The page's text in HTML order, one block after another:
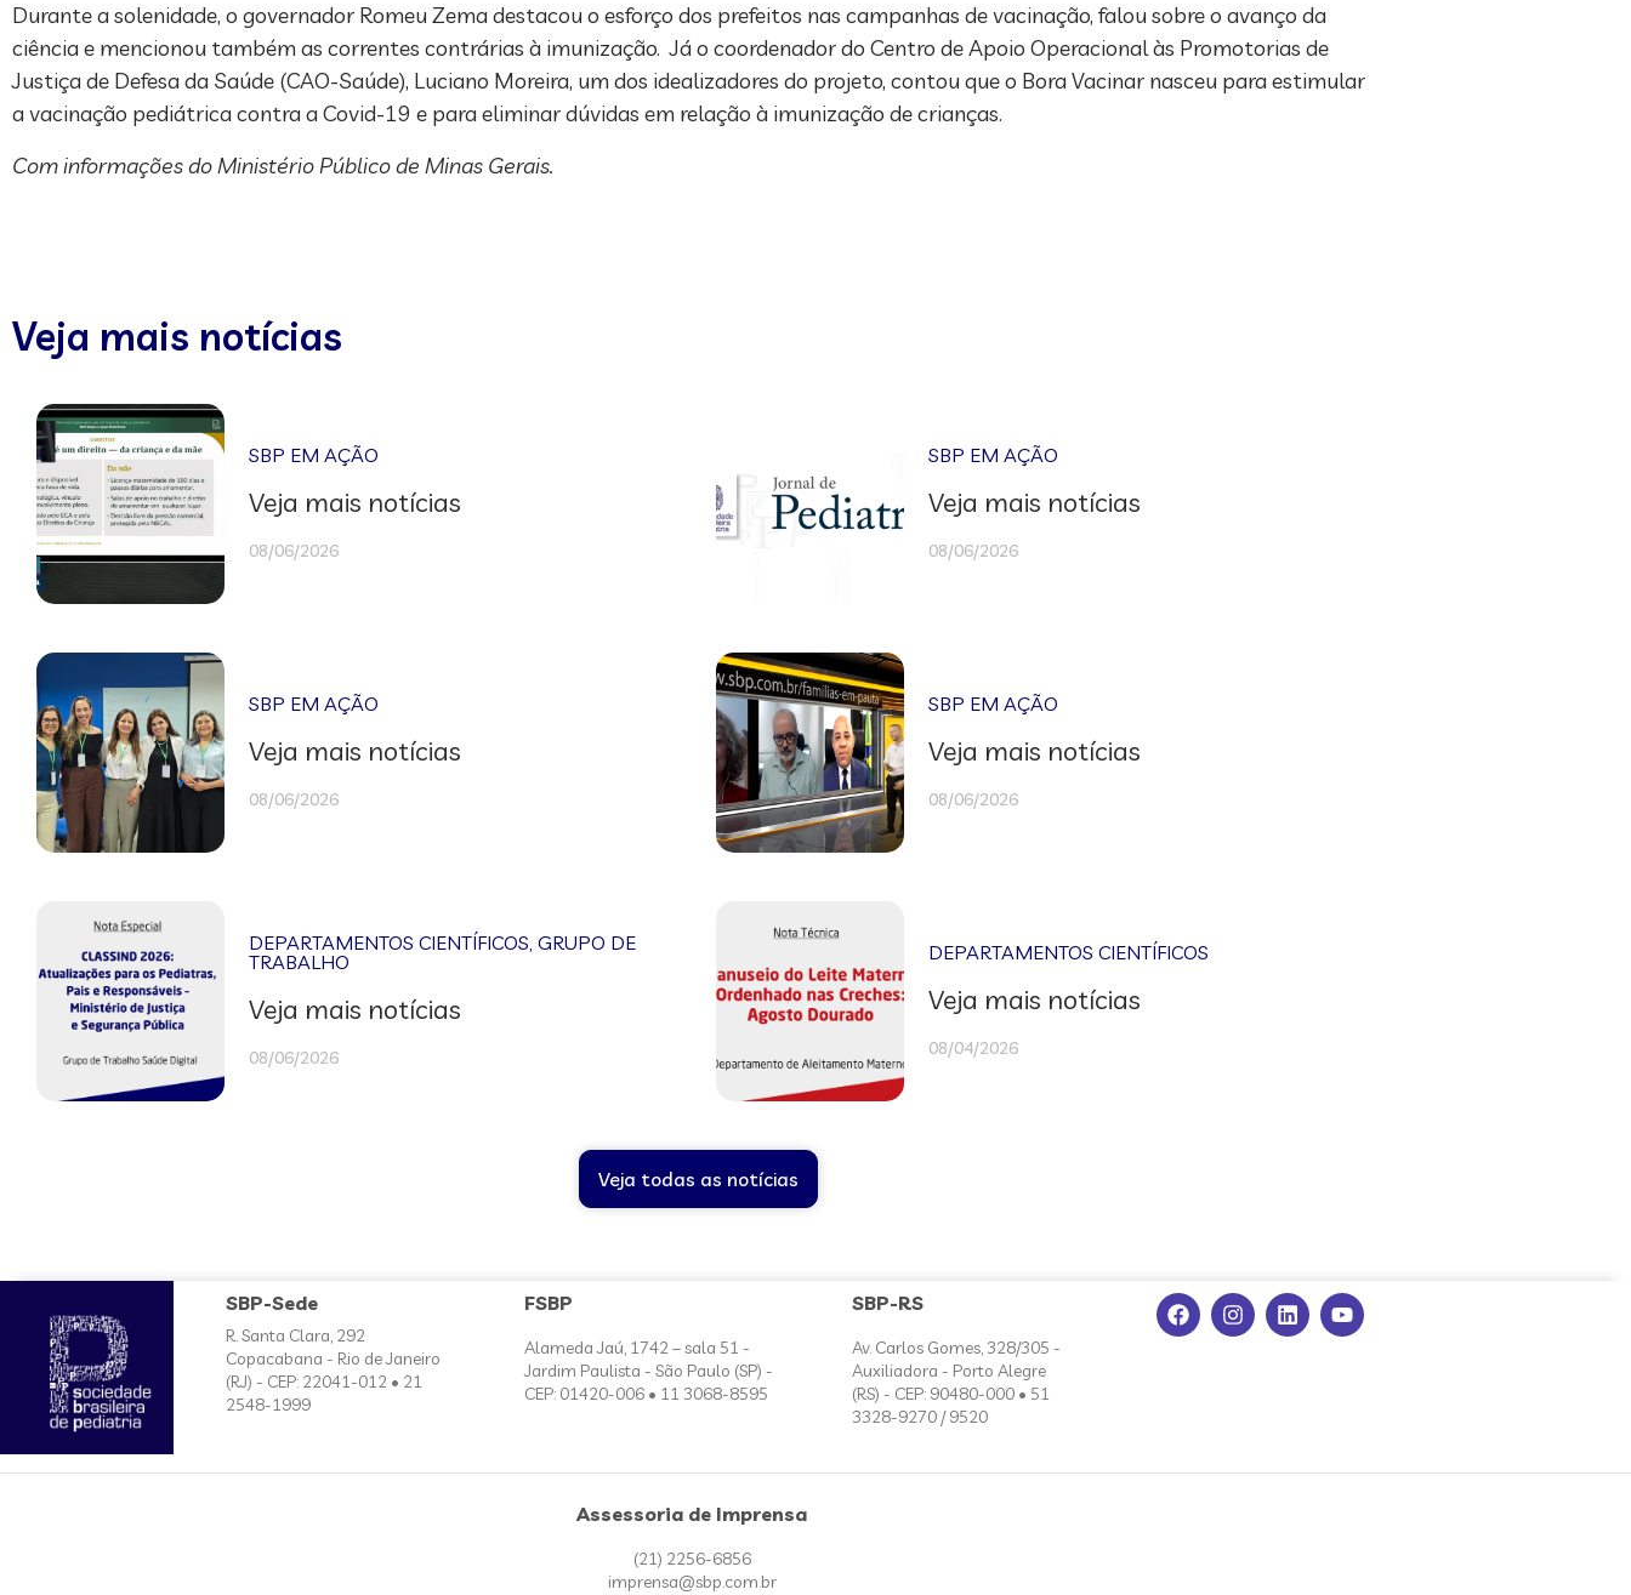
Durante a solenidade, o governador Romeu Zema destacou o esforço dos prefeitos nas campanhas de vacinação, falou sobre o avanço da
ciência e mencionou também as correntes contrárias à imunização. Já o coordenador do Centro de Apoio Operacional às Promotorias de
Justiça de Defesa da Saúde (CAO-Saúde), Luciano Moreira, um dos idealizadores do projeto, contou que o Bora Vacinar nasceu para estimular
a vacinação pediátrica contra a Covid-19 e para eliminar dúvidas em relação à imunização de crianças.
Com informações do Ministério Público de Minas Gerais.
Veja mais notícias
SBP EM AÇÃO
Veja mais notícias
08/06/2026
SBP EM AÇÃO
Veja mais notícias
08/06/2026
SBP EM AÇÃO
Veja mais notícias
08/06/2026
SBP EM AÇÃO
Veja mais notícias
08/06/2026
DEPARTAMENTOS CIENTÍFICOS,GRUPO DE
TRABALHO
Veja mais notícias
08/06/2026
DEPARTAMENTOS CIENTÍFICOS
Veja mais notícias
08/04/2026
Veja todas as notícias
SBP-Sede
R. Santa Clara, 292
Copacabana - Rio de Janeiro
(RJ) - CEP: 22041-012 • 21
2548-1999
FSBP
Alameda Jaú, 1742 – sala 51 -
Jardim Paulista - São Paulo (SP) -
CEP: 01420-006 • 11 3068-8595
SBP-RS
Av. Carlos Gomes, 328/305 -
Auxiliadora - Porto Alegre
(RS) - CEP: 90480-000 • 51
3328-9270 / 9520
Assessoria de Imprensa
(21) 2256-6856
imprensa@sbp.com.br